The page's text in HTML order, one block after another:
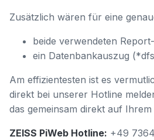
Zusätzlich wären für eine
beide verwendeten
ein Datenbankauszug
Am effizientesten ist es
direkt bei unserer Hotline
das gemeinsam direkt auf
ZEISS PiWeb Hotline: +49